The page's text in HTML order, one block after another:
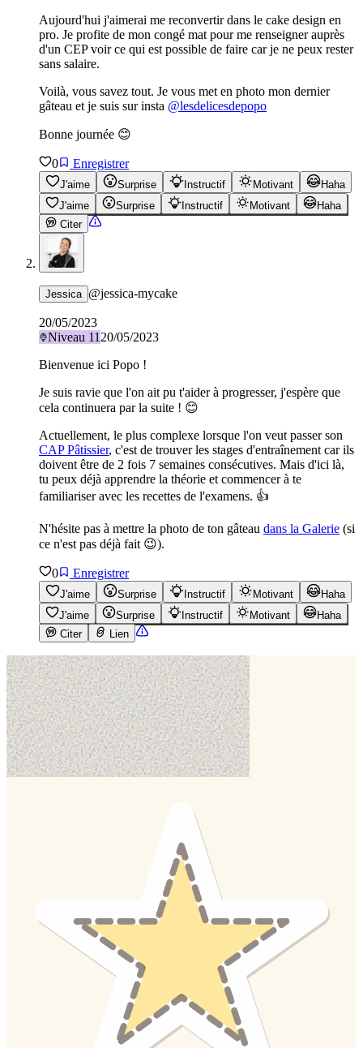
Aujourd'hui j'aimerai me reconvertir dans le cake design en
pro. Je profite de mon congé mat pour me renseigner auprès
d'un CEP voir ce qui est possible de faire car je ne peux rester
sans salaire.
Voilà, vous savez tout. Je vous met en photo mon dernier
gâteau et je suis sur insta @lesdelicesdepopo
Bonne journée 😊
0 Enregistrer
J'aime Surprise Instructif Motivant
Haha
J'aime
Surprise Instructif Motivant
Haha
Citer
Jessica @jessica-mycake
20/05/2023
Niveau 11 20/05/2023
Bienvenue ici Popo !
Je suis ravie que l'on ait pu t'aider à progresser, j'espère que
cela continuera par la suite ! 😊
Actuellement, le plus complexe lorsque l'on veut passer son
CAP Pâtissier, c'est de trouver les stages d'entraînement car ils
doivent être de 2 fois 7 semaines consécutives. Mais d'ici là,
tu peux déjà apprendre la théorie et commencer à te
familiariser avec les recettes de l'examens. 👍
N'hésite pas à mettre la photo de ton gâteau dans la Galerie (si
ce n'est pas déjà fait 😉).
0 Enregistrer
J'aime Surprise Instructif Motivant
Haha
J'aime
Surprise Instructif Motivant
Haha
Citer
Lien